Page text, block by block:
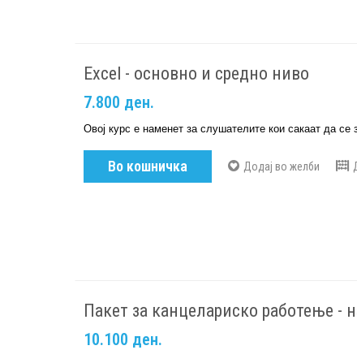
Excel - основно и средно ниво
7.800 ден.
Овој курс е наменет за слушателите кои сакаат да
Во кошничка Додај во желби
Пакет за канцелариско работење -
10.100 ден.